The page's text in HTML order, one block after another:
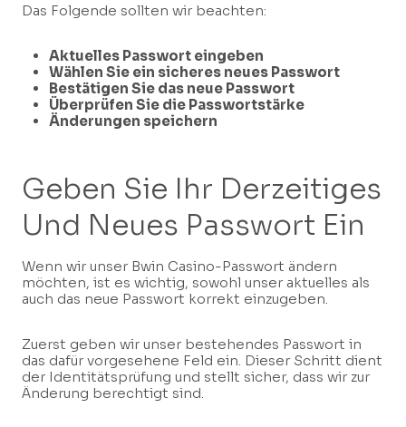
Das Folgende sollten wir beachten:
Aktuelles Passwort eingeben
Wählen Sie ein sicheres neues Passwort
Bestätigen Sie das neue Passwort
Überprüfen Sie die Passwortstärke
Änderungen speichern
Geben Sie Ihr Derzeitiges
Und Neues Passwort Ein
Wenn wir unser Bwin Casino-Passwort ändern
möchten, ist es wichtig, sowohl unser aktuelles als
auch das neue Passwort korrekt einzugeben.
Zuerst geben wir unser bestehendes Passwort in
das dafür vorgesehene Feld ein. Dieser Schritt dient
der Identitätsprüfung und stellt sicher, dass wir zur
Änderung berechtigt sind.